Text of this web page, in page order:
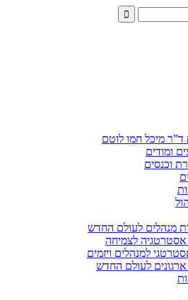
ד”ר מיכל חמו לוטם
ומודים
וכנסים
מנהלים לעולם החדש
לצמיחה
למנהלים ויזמים
לעולם החדש